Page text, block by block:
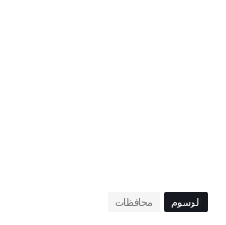
الوسوم محافظات